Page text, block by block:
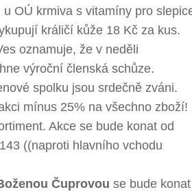
OÚ krmiva s vitamíny pro
králičí kůže 18 Kč za kus.
oznamuje, že v neděli
výroční členská schůze.
spolku jsou srdečně zváni.
mínus 25% na všechno zboží!
Akce se bude konat od
((naproti hlavního vchodu
Čuprovou se bude konat